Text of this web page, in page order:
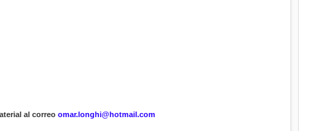
al correo omar.longhi@hotmail.com